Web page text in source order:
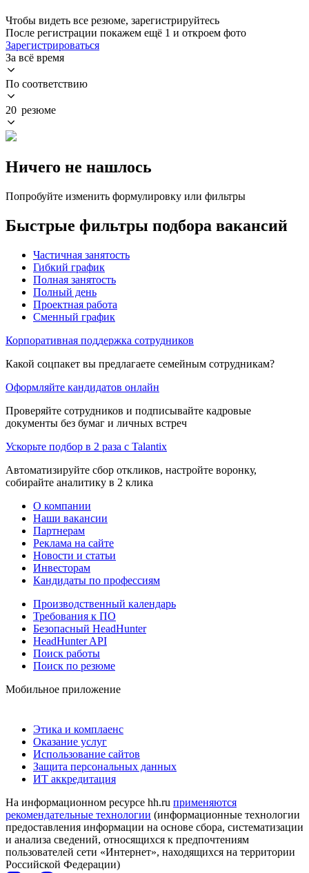
Чтобы видеть все резюме, зарегистрируйтесь
После регистрации покажем ещё 1 и откроем фото
Зарегистрироваться
За всё время
По соответствию
20 резюме
Ничего не нашлось
Попробуйте изменить формулировку или фильтры
Быстрые фильтры подбора вакансий
Частичная занятость
Гибкий график
Полная занятость
Полный день
Проектная работа
Сменный график
Корпоративная поддержка сотрудников
Какой соцпакет вы предлагаете семейным сотрудникам?
Оформляйте кандидатов онлайн
Проверяйте сотрудников и подписывайте кадровые
документы без бумаг и личных встреч
Ускорьте подбор в 2 раза с Talantix
Автоматизируйте сбор откликов, настройте воронку,
собирайте аналитику в 2 клика
О компании
Наши вакансии
Партнерам
Реклама на сайте
Новости и статьи
Инвесторам
Кандидаты по профессиям
Производственный календарь
Требования к ПО
Безопасный HeadHunter
HeadHunter API
Поиск работы
Поиск по резюме
Мобильное приложение
Этика и комплаенс
Оказание услуг
Использование сайтов
Защита персональных данных
ИТ аккредитация
На информационном ресурсе hh.ru применяются
рекомендательные технологии (информационные технологии
предоставления информации на основе сбора, систематизации
и анализа сведений, относящихся к предпочтениям
пользователей сети «Интернет», находящихся на территории
Российской Федерации)